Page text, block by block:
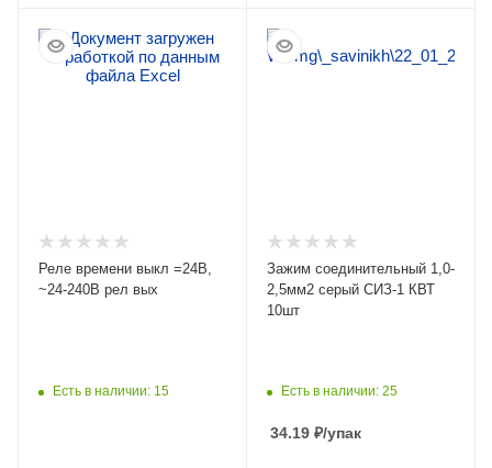
ПОДРОБНЕЕ
Реле времени выкл =24В,
~24-240В рел вых
Есть в наличии: 15
Зажим соединительный 1,0-
2,5мм2 серый СИЗ-1 КВТ
10шт
Есть в наличии: 25
34.19 ₽/упак